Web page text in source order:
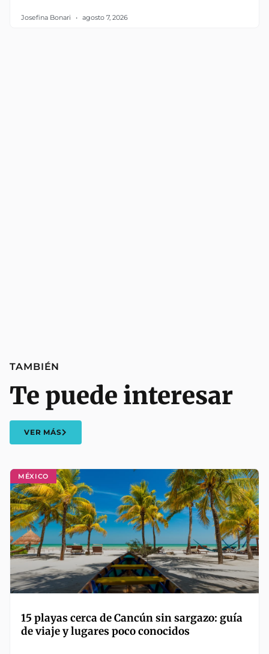
Josefina Bonari agosto 7, 2026
MÉXICO
15 playas cerca de Cancún sin sargazo: guía
de viaje y lugares poco conocidos
TAMBIÉN
Te puede interesar
VER MÁS